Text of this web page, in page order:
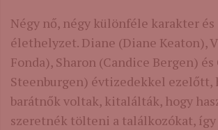
Négy nő, négy különféle karakter és
élethelyzet. Diane (Diane Keaton),
Fonda), Sharon (Candice Bergen)
Steenburgen) évtizedekkel ezelőtt,
barátnők voltak, kitalálták, hogy
szeretnék tölteni a találkozókat, így